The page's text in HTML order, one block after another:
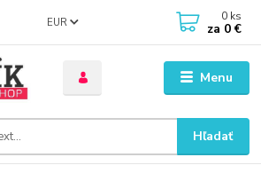
Menu
EUR
Hľadať
0 ks
za 0 €